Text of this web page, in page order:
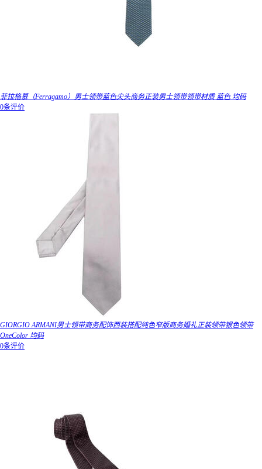
菲拉格慕（Ferragamo）男士领带蓝色尖头商务正装男士领带领带材质 蓝色 均码
0条评价
GIORGIO ARMANI男士领带商务配饰西装搭配纯色窄版商务婚礼正装领带银色领带
OneColor 均码
0条评价